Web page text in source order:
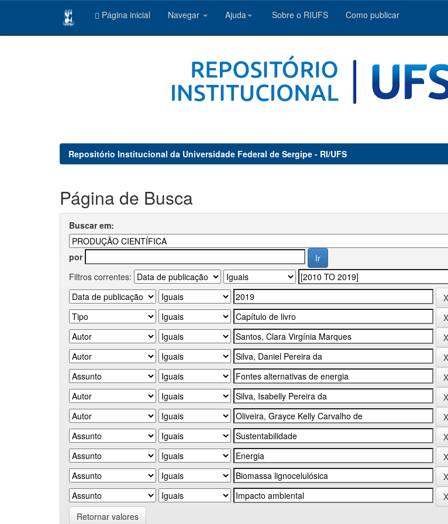
Página inicial Navegar Ajuda Sobre o RIUFS Como publicar
Repositório Institucional da Universidade Federal de Sergipe - RI/UFS
Página de Busca
Buscar em:
por
Filtros correntes:
Retornar valores